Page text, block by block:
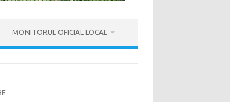
MONITORUL OFICIAL LOCAL